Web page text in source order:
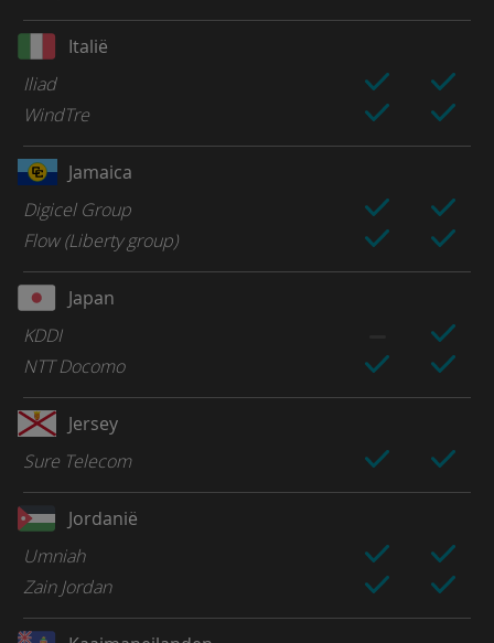
Italië
Iliad
WindTre
Jamaica
Digicel Group
Flow (Liberty group)
Japan
KDDI
NTT Docomo
Jersey
Sure Telecom
Jordanië
Umniah
Zain Jordan